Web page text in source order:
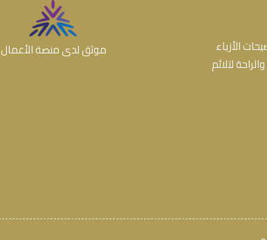
الأزياء
لتلائم
موثق لدى منصة الأعمال